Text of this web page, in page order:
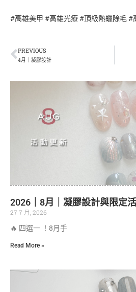
#高雄美甲 #高雄光療#頂級熱蠟除毛 #
PREVIOUS
4月｜凝膠設計
2026｜8月｜凝膠設計與限定
27 7 月, 2026
🔥 四選一 ！8月手
Read More »